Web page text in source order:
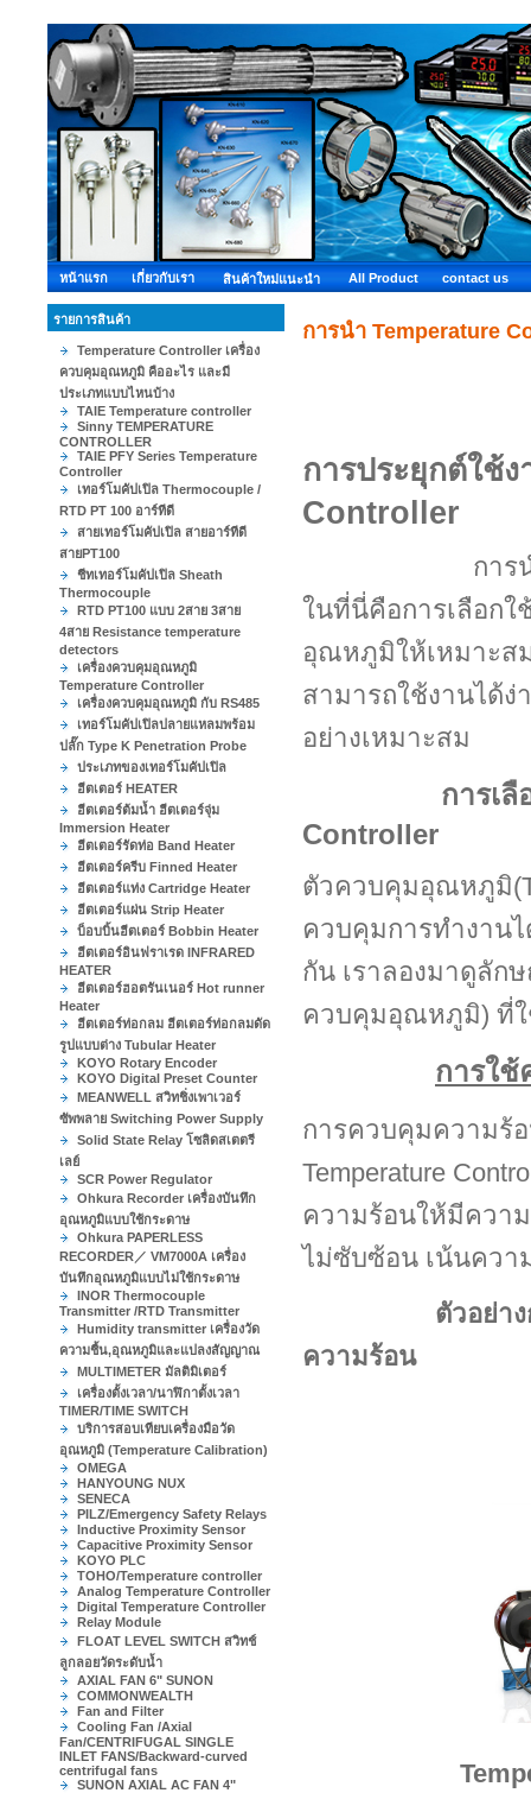
หน้าแรก เกี่ยวกับเรา สินค้าใหม่แนะนำ All Product contact us
รายการสินค้า
Temperature Controller เครื่อง
ควบคุมอุณหภูมิ คืออะไร และมี
ประเภทแบบไหนบ้าง
TAIE Temperature controller
Sinny TEMPERATURE
CONTROLLER
TAIE PFY Series Temperature
Controller
เทอร์โมคัปเปิล Thermocouple /
RTD PT 100 อาร์ทีดี
สายเทอร์โมคัปเปิล สายอาร์ทีดี
สายPT100
ชีทเทอร์โมคัปเปิล Sheath
Thermocouple
RTD PT100 แบบ 2สาย 3สาย
4สาย Resistance temperature
detectors
เครื่องควบคุมอุณหภูมิ
Temperature Controller
เครื่องควบคุมอุณหภูมิ กับ RS485
เทอร์โมคัปเปิลปลายแหลมพร้อม
ปลั๊ก Type K Penetration Probe
ประเภทของเทอร์โมคัปเปิล
ฮีตเตอร์ HEATER
ฮีตเตอร์ต้มน้ำ ฮีตเตอร์จุ่ม
Immersion Heater
ฮีตเตอร์รัดท่อ Band Heater
ฮีตเตอร์ครีบ Finned Heater
ฮีตเตอร์แท่ง Cartridge Heater
ฮีตเตอร์แผ่น Strip Heater
บ็อบบิ้นฮีตเตอร์ Bobbin Heater
ฮีตเตอร์อินฟราเรด INFRARED
HEATER
ฮีตเตอร์ฮอตรันเนอร์ Hot runner
Heater
ฮีตเตอร์ท่อกลม ฮีตเตอร์ท่อกลมดัด
รูปแบบต่าง Tubular Heater
KOYO Rotary Encoder
KOYO Digital Preset Counter
MEANWELL สวิทชิ่งเพาเวอร์
ซัพพลาย Switching Power Supply
Solid State Relay โซลิดสเตตรี
เลย์
SCR Power Regulator
Ohkura Recorder เครื่องบันทึก
อุณหภูมิแบบใช้กระดาษ
Ohkura PAPERLESS
RECORDER／ VM7000A เครื่อง
บันทึกอุณหภูมิแบบไม่ใช้กระดาษ
INOR Thermocouple
Transmitter /RTD Transmitter
Humidity transmitter เครื่องวัด
ความชื้น,อุณหภูมิและแปลงสัญญาณ
MULTIMETER มัลติมิเตอร์
เครื่องตั้งเวลา/นาฬิกาตั้งเวลา
TIMER/TIME SWITCH
บริการสอบเทียบเครื่องมือวัด
อุณหภูมิ (Temperature Calibration)
OMEGA
HANYOUNG NUX
SENECA
PILZ/Emergency Safety Relays
Inductive Proximity Sensor
Capacitive Proximity Sensor
KOYO PLC
TOHO/Temperature controller
Analog Temperature Controller
Digital Temperature Controller
Relay Module
FLOAT LEVEL SWITCH สวิทช์
ลูกลอยวัดระดับน้ำ
AXIAL FAN 6" SUNON
COMMONWEALTH
Fan and Filter
Cooling Fan /Axial
Fan/CENTRIFUGAL SINGLE
INLET FANS/Backward-curved
centrifugal fans
SUNON AXIAL AC FAN 4"
การนำ Temperature
การประยุกต์ใช้
Controller
การ
ในที่นี่คือการเลือกใ
อุณหภูมิให้เหมาะส
สามารถใช้งานได้ง่
อย่างเหมาะสม
การเ
Controller
ตัวควบคุมอุณหภูมิ
ควบคุมการทำงาน
กัน เราลองมาดูลักษ
ควบคุมอุณหภูมิ) ที่ใ
การใช้
การควบคุมความร้
Temperature
ความร้อนให้มีควา
ไม่ซับซ้อน เน้นควา
ตัวอย่า
ความร้อน